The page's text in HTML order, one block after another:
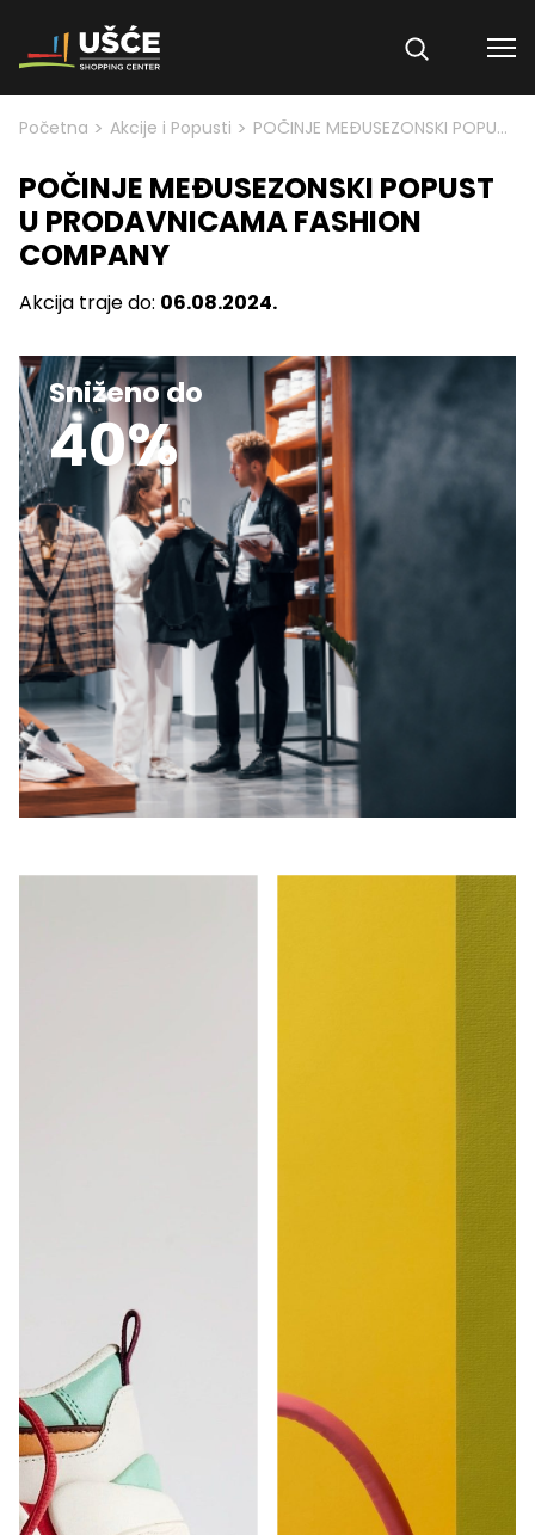
Skip to content
Početna > Akcije i Popusti > POČINJE MEĐUSEZONSKI POPUST U PRODAVNICAMA FASHION COMPANY
POČINJE MEĐUSEZONSKI POPUST
U PRODAVNICAMA FASHION
COMPANY
Akcija traje do: 06.08.2024.
Sniženo do
40%